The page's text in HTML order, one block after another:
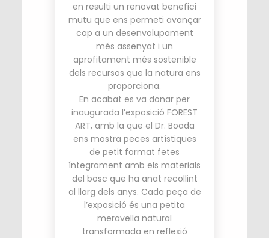
en resulti un renovat benefici
mutu que ens permeti avançar
cap a un desenvolupament
més assenyat i un
aprofitament més sostenible
dels recursos que la natura ens
proporciona.
En acabat es va donar per
inaugurada l’exposició FOREST
ART, amb la que el Dr. Boada
ens mostra peces artístiques
de petit format fetes
íntegrament amb els materials
del bosc que ha anat recollint
al llarg dels anys. Cada peça de
l’exposició és una petita
meravella natural
transformada en reflexió